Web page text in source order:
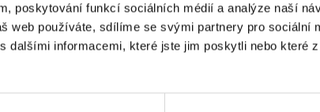
poskytování funkcí sociálních médií a analýze naší
web používáte, sdílíme se svými partnery pro sociální
dalšími informacemi, které jste jim poskytli nebo které
zpracováním osobních údajů podle zákona č. 101/2000